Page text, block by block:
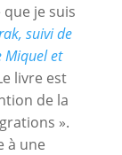
que je suis
suivi de
Miquel et
livre est
de la
».
à une